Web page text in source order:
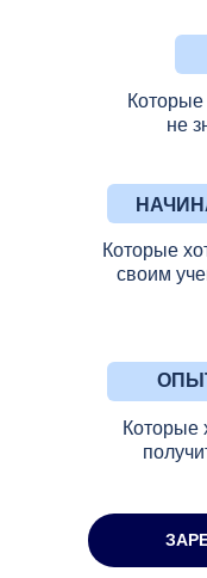
Которые
не
Которые
своим
Которые